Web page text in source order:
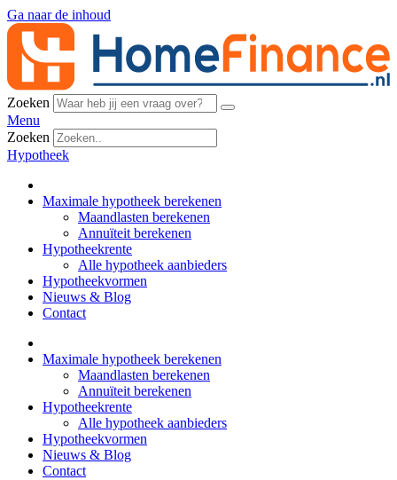
Ga naar de inhoud
Zoeken
Menu
Zoeken
Hypotheek
Maximale hypotheek berekenen
Maandlasten berekenen
Annuïteit berekenen
Hypotheekrente
Alle hypotheek aanbieders
Hypotheekvormen
Nieuws & Blog
Contact
Maximale hypotheek berekenen
Maandlasten berekenen
Annuïteit berekenen
Hypotheekrente
Alle hypotheek aanbieders
Hypotheekvormen
Nieuws & Blog
Contact